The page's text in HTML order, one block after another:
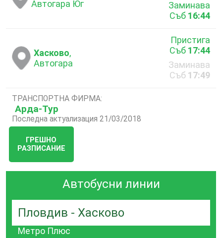
Автогара Юг
Заминава
Съб 16:44
Хасково,
Автогара
Пристига
Съб 17:44
Заминава
Съб 17:49
ТРАНСПОРТНА ФИРМА:
Арда-Тур
Последна актуализация 21/03/2018
ГРЕШНО
РАЗПИСАНИЕ
Автобусни линии
Пловдив - Хасково
Метро Плюс